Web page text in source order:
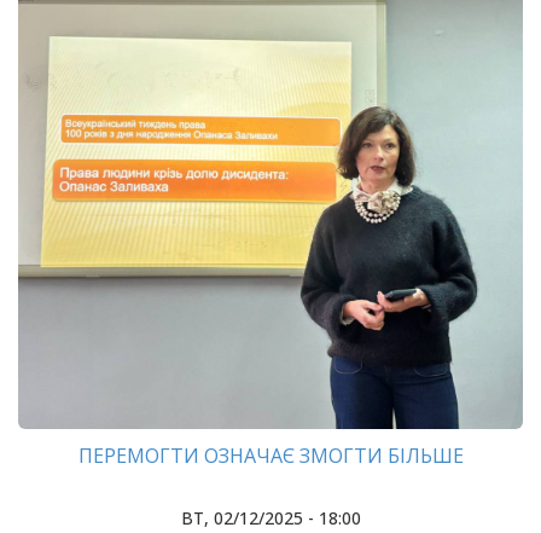
ПЕРЕМОГТИ ОЗНАЧАЄ ЗМОГТИ БІЛЬШЕ
ВТ, 02/12/2025 - 18:00